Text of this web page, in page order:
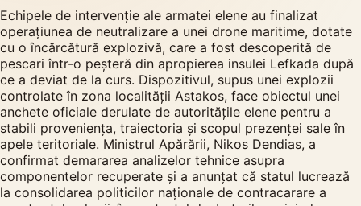
Echipele de intervenție ale armatei elene au finalizat
operațiunea de neutralizare a unei drone maritime, dotate
cu o încărcătură explozivă, care a fost descoperită de
pescari într-o peșteră din apropierea insulei Lefkada după
ce a deviat de la curs. Dispozitivul, supus unei explozii
controlate în zona localității Astakos, face obiectul unei
anchete oficiale derulate de autoritățile elene pentru a
stabili proveniența, traiectoria și scopul prezenței sale în
apele teritoriale. Ministrul Apărării, Nikos Dendias, a
confirmat demararea analizelor tehnice asupra
componentelor recuperate și a anunțat că statul lucrează
la consolidarea politicilor naționale de contracarare a